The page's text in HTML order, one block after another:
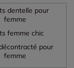
dentelle pour
femme
femme chic
pour
femme